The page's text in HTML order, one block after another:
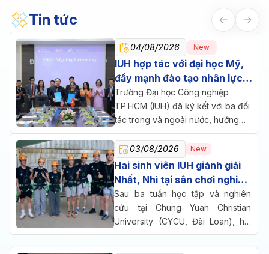
Tin tức
04/08/2026 New
IUH hợp tác với đại học Mỹ,
đẩy mạnh đào tạo nhân lực
chăm sóc sức khỏe
Trường Đại học Công nghiệp
TP.HCM (IUH) đã ký kết với ba đối
tác trong và ngoài nước, hướng
đến một mục tiêu chung: đưa đào
tạo, nghiên cứu và doanh nghiệp
cùng ngồi lại giải bài toán nhân lực
cho ngành chăm sóc sức khỏe.
03/08/2026 New
Hai sinh viên IUH giành giải
Nhất, Nhì tại sân chơi nghiên
cứu quốc tế ở Đài Loan
Sau ba tuần học tập và nghiên
cứu tại Chung Yuan Christian
University (CYCU, Đài Loan), hai
sinh viên Trường Đại học Công
nghiệp TP.HCM (IUH) đã cùng